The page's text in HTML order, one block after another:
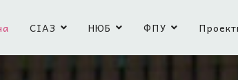
СІАЗ НЮБ ФПУ